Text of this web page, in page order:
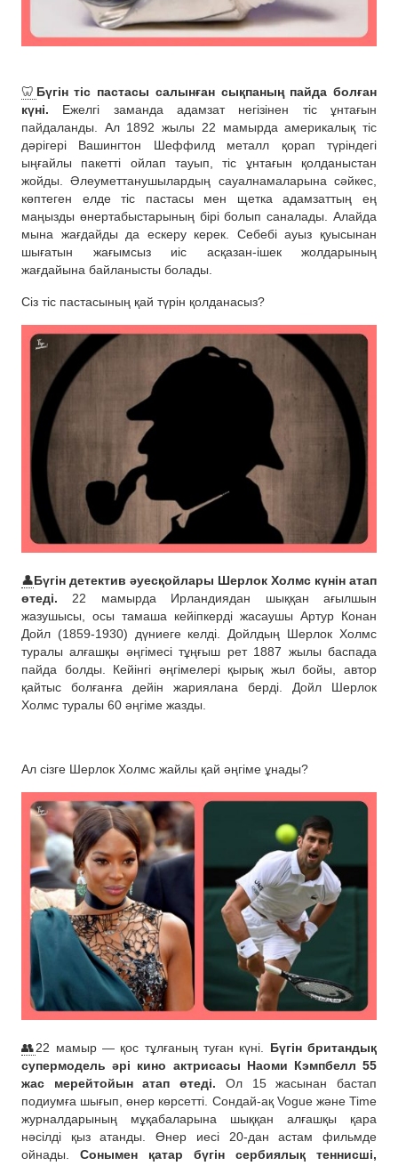
🦷 Бүгін тіс пастасы салынған сықпаның пайда болған
күні. Ежелгі заманда адамзат негізінен тіс ұнтағын
пайдаланды. Ал 1892 жылы 22 мамырда америкалық тіс
дәрігері Вашингтон Шеффилд металл қорап түріндегі
ыңғайлы пакетті ойлап тауып, тіс ұнтағын қолданыстан
жойды. Әлеуметтанушылардың сауалнамаларына сәйкес,
көптеген елде тіс пастасы мен щетка адамзаттың ең
маңызды өнертабыстарының бірі болып саналады. Алайда
мына жағдайды да ескеру керек. Себебі ауыз қуысынан
шығатын жағымсыз иіс асқазан-ішек жолдарының
жағдайына байланысты болады.
Сіз тіс пастасының қай түрін қолданасыз?
👤Бүгін детектив әуесқойлары Шерлок Холмс күнін атап
өтеді. 22 мамырда Ирландиядан шыққан ағылшын
жазушысы, осы тамаша кейіпкерді жасаушы Артур Конан
Дойл (1859-1930) дүниеге келді. Дойлдың Шерлок Холмс
туралы алғашқы әңгімесі тұңғыш рет 1887 жылы баспада
пайда болды. Кейінгі әңгімелері қырық жыл бойы, автор
қайтыс болғанға дейін жариялана берді. Дойл Шерлок
Холмс туралы 60 әңгіме жазды.
Ал сізге Шерлок Холмс жайлы қай әңгіме ұнады?
👥22 мамыр — қос тұлғаның туған күні. Бүгін британдық
супермодель әрі кино актрисасы Наоми Кэмпбелл 55
жас мерейтойын атап өтеді. Ол 15 жасынан бастап
подиумға шығып, өнер көрсетті. Сондай-ақ Vogue және Time
журналдарының мұқабаларына шыққан алғашқы қара
нәсілді қыз атанды. Өнер иесі 20-дан астам фильмде
ойнады. Сонымен қатар бүгін сербиялық теннисші,